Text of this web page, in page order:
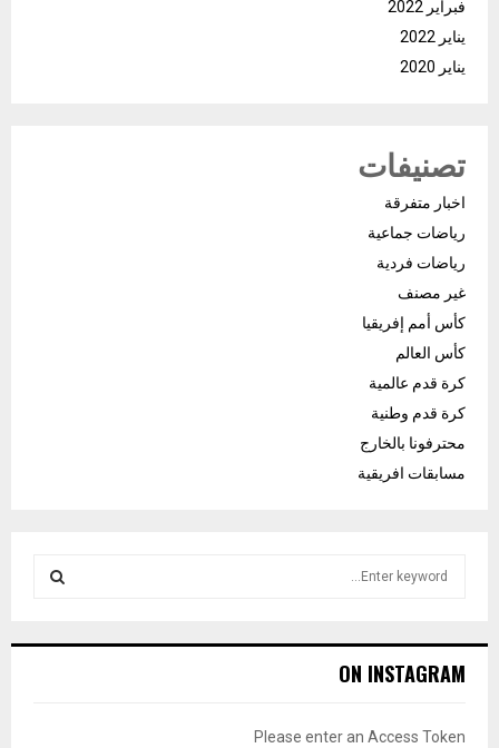
فبراير 2022
يناير 2022
يناير 2020
تصنيفات
اخبار متفرقة
رياضات جماعية
رياضات فردية
غير مصنف
كأس أمم إفريقيا
كأس العالم
كرة قدم عالمية
كرة قدم وطنية
محترفونا بالخارج
مسابقات افريقية
h
ON INSTAGRAM
Please enter an Access Token